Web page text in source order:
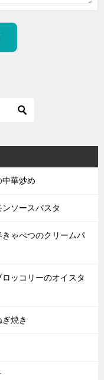
華炒め
ソースパスタ
ゃべつのクリームパ
ッコリーのオイスタ
焼き